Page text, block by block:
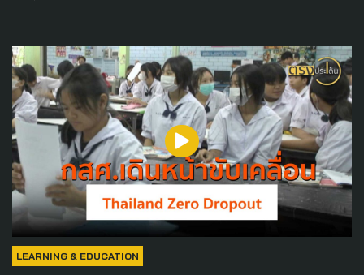
LEARNING & EDUCATION